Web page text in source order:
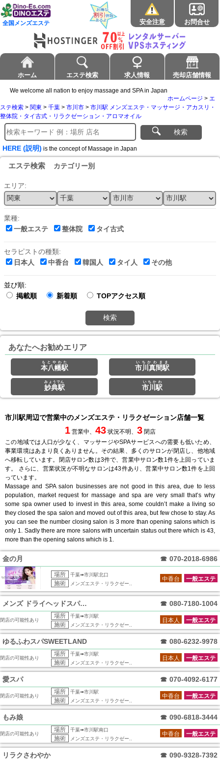
全国メンズエステ 安全注意 お問合せ
ホーム エステ検索 求人情報 売却店舗情報
We welcome all nation to enjoy massage and SPA in Japan
ホームページ > エ
ステ検索 > 関東 > 千葉 > 市川市 > 市川駅 メンズエステ・マッサージ・アカスリ・
整体院・タイ古式・リラクゼーション・アロマオイル
検索
HERE (説明) is the concept of Massage in Japan
エステ検索 カテゴリー別
エリア:
業種:
一般エステ
整体院 タイ古式
セラピストの種類:
日本人
中香台 韓国人 タイ人 その他
並び順:
掲載順
新着順 TOPアクセス順
検索
あなたへお勧めエリア
本八幡駅
もとやわた
市川真間駅
いちかわまま
妙典駅
みょうでん
市川駅
いちかわ
市川駅周辺で営業中のメンズエステ・リラクゼーション店舗一覧
1営業中、 43状況不明、 3閉店
この地域では人口が少なく、マッサージやSPAサービスへの需要も低いため、
事業環境はあまり良くありません。その結果、多くのサロンが閉店し、他地域
へ移転しています。閉店サロン数は3件で、営業中サロン数1件を上回っていま
す。 さらに、営業状況が不明なサロンは43件あり、営業中サロン数1件を上回
っています。
Massage and SPA salon businesses are not good in this area, due to less
population, market request for massage and spa are very small that’s why
some spa owner used to invest in this area, some couldn’t make a living so
they closed the spa salon and moved out of this area, but few chose to stay. As
you can see the number closing salon is 3 more than opening salons which is
only 1. Sadly there are more salons with uncertain status out there which is 43,
more than the opening salons which is 1.
金の月 ☎ 070-2018-6986
場所 千葉➠市川駅北口
施術 メンズエステ・リラクゼー..
一般エステ
中香台
メンズ ドライヘッドスパCHIBA 市川 ☎ 080-7180-1004
閉店の可能性あり
場所 千葉➠市川駅
施術 メンズエステ・リラクゼー..
一般エステ
日本人
ゆるふわスパSWEETLAND ☎ 080-6232-9978
閉店の可能性あり
場所 千葉➠市川駅
施術 メンズエステ・リラクゼー..
一般エステ
日本人
愛スパ ☎ 070-4092-6177
閉店の可能性あり
場所 千葉➠市川駅
施術 メンズエステ・リラクゼー..
一般エステ
中香台
もみ娘 ☎ 090-6818-3444
閉店の可能性あり
場所 千葉➠市川駅南口
施術 メンズエステ・リラクゼー..
一般エステ
中香台
リラクさわやか ☎ 090-9328-7392